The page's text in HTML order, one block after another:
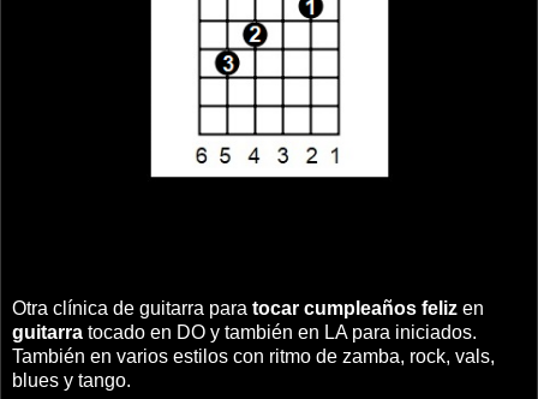
Otra clínica de guitarra para tocar cumpleaños feliz en
guitarra tocado en DO y también en LA para iniciados.
También en varios estilos con ritmo de zamba, rock, vals,
blues y tango.